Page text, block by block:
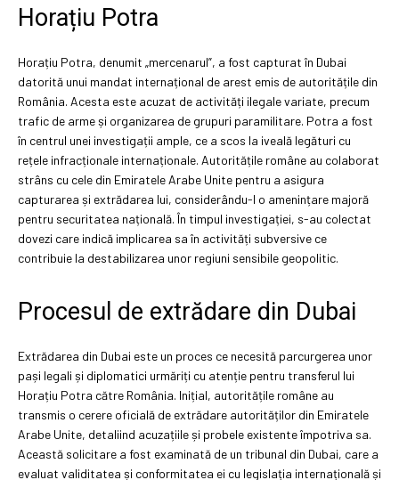
Horațiu Potra
Horațiu Potra, denumit „mercenarul”, a fost capturat în Dubai
datorită unui mandat internațional de arest emis de autoritățile din
România. Acesta este acuzat de activități ilegale variate, precum
trafic de arme și organizarea de grupuri paramilitare. Potra a fost
în centrul unei investigații ample, ce a scos la iveală legături cu
rețele infracționale internaționale. Autoritățile române au colaborat
strâns cu cele din Emiratele Arabe Unite pentru a asigura
capturarea și extrădarea lui, considerându-l o amenințare majoră
pentru securitatea națională. În timpul investigației, s-au colectat
dovezi care indică implicarea sa în activități subversive ce
contribuie la destabilizarea unor regiuni sensibile geopolitic.
Procesul de extrădare din Dubai
Extrădarea din Dubai este un proces ce necesită parcurgerea unor
pași legali și diplomatici urmăriți cu atenție pentru transferul lui
Horațiu Potra către România. Inițial, autoritățile române au
transmis o cerere oficială de extrădare autorităților din Emiratele
Arabe Unite, detaliind acuzațiile și probele existente împotriva sa.
Această solicitare a fost examinată de un tribunal din Dubai, care a
evaluat validitatea și conformitatea ei cu legislația internațională și